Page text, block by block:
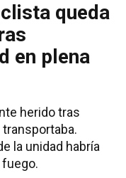
queda
en plena
herido tras
la unidad habría
fuego.